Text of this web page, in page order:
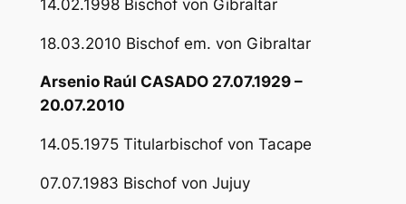
14.02.1998 Bischof von Gibraltar
18.03.2010 Bischof em. von Gibraltar
Arsenio Raúl CASADO 27.07.1929 –
20.07.2010
14.05.1975 Titularbischof von Tacape
07.07.1983 Bischof von Jujuy